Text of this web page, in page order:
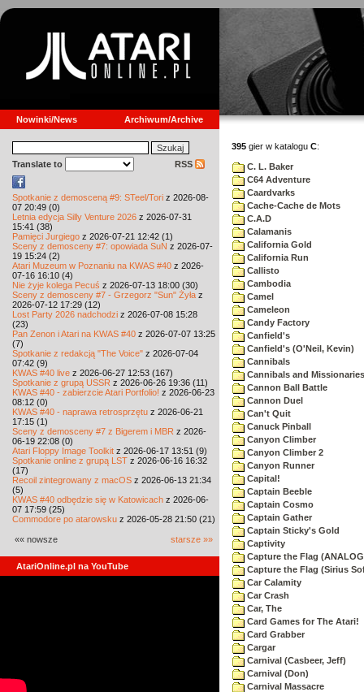
Nowinki/News Archiwum/Archive
Translate to RSS
Spotkanie z demosceną #9: STeel/Tori z 2026-08-
07 20:49 (0)
Letnia edycja Silly Venture 2026 z 2026-07-31
15:41 (38)
Pamięci Jurgiego z 2026-07-21 12:42 (1)
Sceny z demosceny #7: opowiada SuN z 2026-07-
19 15:24 (2)
Atari Muzeum w Poznaniu na KWAS #40 z 2026-
07-16 16:10 (4)
Nie żyje kolega Pecuś z 2026-07-13 18:00 (30)
Sceny z demosceny #7 - Grzegorz "Sun" Żyła z
2026-07-12 17:29 (12)
Lost Party 2026 nadchodzi z 2026-07-08 15:28
(23)
Pan Zenon i Atari na KWAS #40 z 2026-07-07 13:25
(7)
Spotkanie z redakcją "The Voice" z 2026-07-04
07:42 (9)
KWAS #40 live z 2026-06-27 12:53 (167)
Spotkanie z grupą USSR z 2026-06-26 19:36 (11)
KWAS #40 - zabierzcie Atari Portfolio! z 2026-06-23
08:12 (0)
KWAS #40 - naprawa retrosprzętu z 2026-06-21
17:15 (1)
Sceny z demosceny #7 z Bigerem i MBR z 2026-
06-19 22:08 (0)
Atari Floppy Image Toolkit z 2026-06-17 13:51 (9)
Spotkanie online z grupą LST z 2026-06-16 16:32
(17)
Recoil zintegrowany z macOS z 2026-06-13 21:34
(5)
KWAS #40 odbędzie się w Katowicach z 2026-06-
07 17:59 (25)
Commodore po atarowsku z 2026-05-28 21:50 (21)
«« nowsze starsze »»
AtariOnline.pl na YouTube
395 gier w katalogu C:
C. L. Baker
C64 Adventure
Caardvarks
Cache-Cache de Mots
C.A.D
Calamanis
California Gold
California Run
Callisto
Cambodia
Camel
Cameleon
Candy Factory
Canfield's
Canfield's (O'Neil, Kevin)
Cannibals
Cannibals and Missionaries
Cannon Ball Battle
Cannon Duel
Can't Quit
Canuck Pinball
Canyon Climber
Canyon Climber 2
Canyon Runner
Capital!
Captain Beeble
Captain Cosmo
Captain Gather
Captain Sticky's Gold
Captivity
Capture the Flag
Capture the Flag (Sirius
Car Calamity
Car Crash
Car, The
Card Games for The Atari!
Card Grabber
Cargar
Carnival (Casbeer, Jeff)
Carnival (Don)
Carnival Massacre